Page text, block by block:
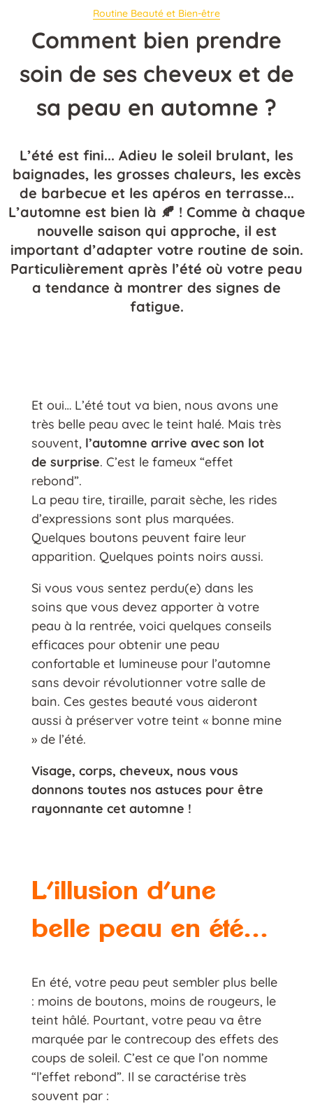
Routine Beauté et Bien-être
Comment bien prendre
soin de ses cheveux et de
sa peau en automne ?
L’été est fini... Adieu le soleil brulant, les
baignades, les grosses chaleurs, les excès
de barbecue et les apéros en terrasse...
L’automne est bien là 🍂 ! Comme à chaque
nouvelle saison qui approche, il est
important d’adapter votre routine de soin.
Particulièrement après l’été où votre peau
a tendance à montrer des signes de
fatigue.
Et oui… L’été tout va bien, nous avons une
très belle peau avec le teint halé. Mais très
souvent, l’automne arrive avec son lot
de surprise. C’est le fameux “effet
rebond”.
La peau tire, tiraille, parait sèche, les rides
d’expressions sont plus marquées.
Quelques boutons peuvent faire leur
apparition. Quelques points noirs aussi.
Si vous vous sentez perdu(e) dans les
soins que vous devez apporter à votre
peau à la rentrée, voici quelques conseils
efficaces pour obtenir une peau
confortable et lumineuse pour l’automne
sans devoir révolutionner votre salle de
bain. Ces gestes beauté vous aideront
aussi à préserver votre teint « bonne mine
» de l’été.
Visage, corps, cheveux, nous vous
donnons toutes nos astuces pour être
rayonnante cet automne !
L’illusion d’une
belle peau en été…
En été, votre peau peut sembler plus belle
: moins de boutons, moins de rougeurs, le
teint hâlé. Pourtant, votre peau va être
marquée par le contrecoup des effets des
coups de soleil. C’est ce que l’on nomme
“l’effet rebond”. Il se caractérise très
souvent par :